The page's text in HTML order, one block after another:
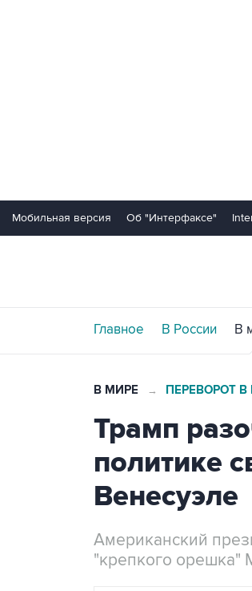
Мобильная версия Об "Интерфаксе"
Главное В России В
В МИРЕ → ПЕРЕВОРОТ В
Трамп
политике
Венесуэле
Американский
"крепкого орешка"